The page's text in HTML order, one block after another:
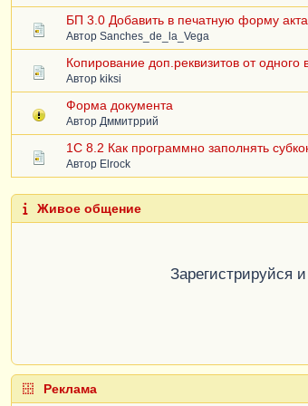
БП 3.0 Добавить в печатную форму
Автор Sanches_de_la_Vega
Копирование доп.реквизитов от
Автор kiksi
Форма документа
Автор Дммитррий
1C 8.2 Как программно заполнять
Автор Elrock
Живое общение
Зарегистрируйся
Реклама